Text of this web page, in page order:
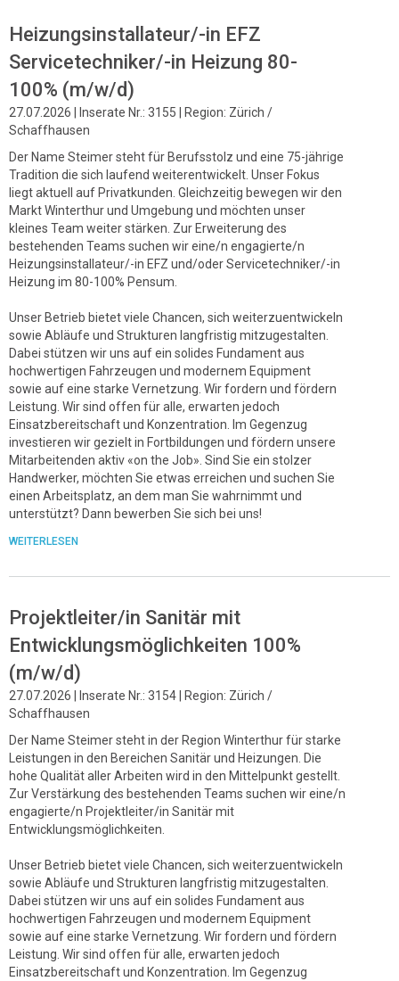
Heizungsinstallateur/-in EFZ
Servicetechniker/-in Heizung 80-
100% (m/w/d)
27.07.2026 | Inserate Nr.: 3155 | Region: Zürich /
Schaffhausen
Der Name Steimer steht für Berufsstolz und eine 75-jährige
Tradition die sich laufend weiterentwickelt. Unser Fokus
liegt aktuell auf Privatkunden. Gleichzeitig bewegen wir den
Markt Winterthur und Umgebung und möchten unser
kleines Team weiter stärken. Zur Erweiterung des
bestehenden Teams suchen wir eine/n engagierte/n
Heizungsinstallateur/-in EFZ und/oder Servicetechniker/-in
Heizung im 80-100% Pensum.
Unser Betrieb bietet viele Chancen, sich weiterzuentwickeln
sowie Abläufe und Strukturen langfristig mitzugestalten.
Dabei stützen wir uns auf ein solides Fundament aus
hochwertigen Fahrzeugen und modernem Equipment
sowie auf eine starke Vernetzung. Wir fordern und fördern
Leistung. Wir sind offen für alle, erwarten jedoch
Einsatzbereitschaft und Konzentration. Im Gegenzug
investieren wir gezielt in Fortbildungen und fördern unsere
Mitarbeitenden aktiv «on the Job». Sind Sie ein stolzer
Handwerker, möchten Sie etwas erreichen und suchen Sie
einen Arbeitsplatz, an dem man Sie wahrnimmt und
unterstützt? Dann bewerben Sie sich bei uns!
WEITERLESEN
Projektleiter/in Sanitär mit
Entwicklungsmöglichkeiten 100%
(m/w/d)
27.07.2026 | Inserate Nr.: 3154 | Region: Zürich /
Schaffhausen
Der Name Steimer steht in der Region Winterthur für starke
Leistungen in den Bereichen Sanitär und Heizungen. Die
hohe Qualität aller Arbeiten wird in den Mittelpunkt gestellt.
Zur Verstärkung des bestehenden Teams suchen wir eine/n
engagierte/n Projektleiter/in Sanitär mit
Entwicklungsmöglichkeiten.
Unser Betrieb bietet viele Chancen, sich weiterzuentwickeln
sowie Abläufe und Strukturen langfristig mitzugestalten.
Dabei stützen wir uns auf ein solides Fundament aus
hochwertigen Fahrzeugen und modernem Equipment
sowie auf eine starke Vernetzung. Wir fordern und fördern
Leistung. Wir sind offen für alle, erwarten jedoch
Einsatzbereitschaft und Konzentration. Im Gegenzug